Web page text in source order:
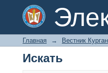
Искать
Главная → Вестник
Искать